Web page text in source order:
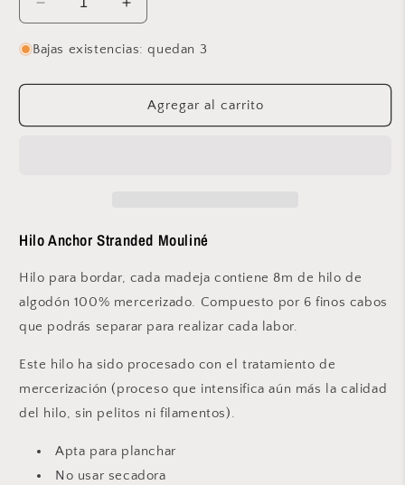
Reducir
cantidad
para
-
Mouliné
Aumentar
cantidad
para
-
Stranded
Mouliné
Bajas existencias: quedan 3
Agregar al carrito
Hilo Anchor Stranded Mouliné
Hilo para bordar, cada madeja contiene 8m de hilo de
algodón 100% mercerizado. Compuesto por 6 finos cabos
que podrás separar para realizar cada labor.
Este hilo ha sido procesado con el tratamiento de
mercerización (proceso que intensifica aún más la calidad
del hilo, sin pelitos ni filamentos).
Apta para planchar
No usar secadora